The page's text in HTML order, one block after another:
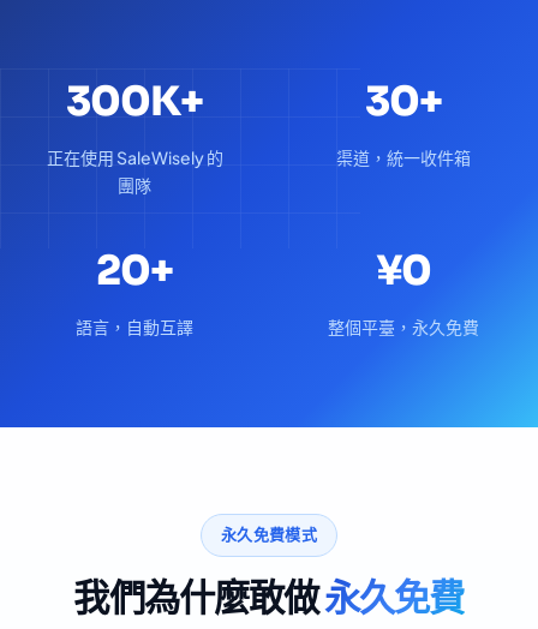
300K+
正在使用 SaleWisely 的
團隊
30+
渠道，統一收件箱
20+
語言，自動互譯
¥0
整個平臺，永久免費
永久免費模式
我們為什麼敢做永久免費